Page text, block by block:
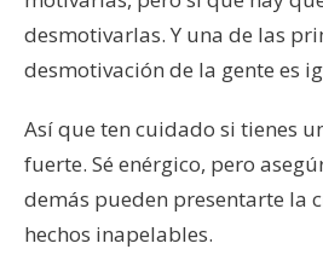
desmotivarlas. Y una de las
desmotivación de la gente es
Así que ten cuidado si tienes
fuerte. Sé enérgico, pero
demás pueden presentarte la
hechos inapelables.